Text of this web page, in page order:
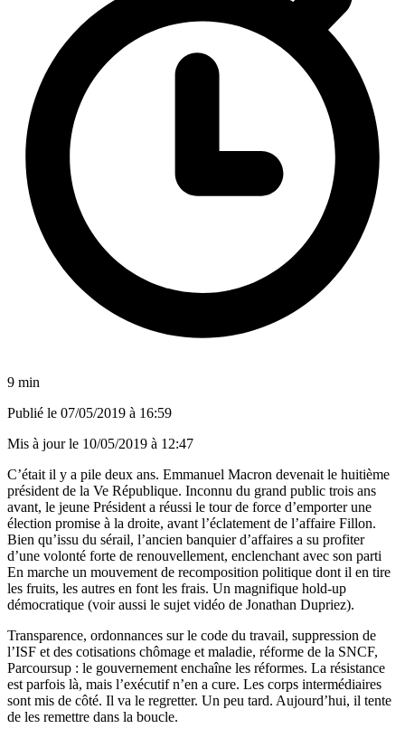
9 min
Publié le 07/05/2019 à 16:59
Mis à jour le 10/05/2019 à 12:47
C’était il y a pile deux ans. Emmanuel Macron devenait le huitième
président de la Ve République. Inconnu du grand public trois ans
avant, le jeune Président a réussi le tour de force d’emporter une
élection promise à la droite, avant l’éclatement de l’affaire Fillon.
Bien qu’issu du sérail, l’ancien banquier d’affaires a su profiter
d’une volonté forte de renouvellement, enclenchant avec son parti
En marche un mouvement de recomposition politique dont il en tire
les fruits, les autres en font les frais. Un magnifique hold-up
démocratique (voir aussi le sujet vidéo de Jonathan Dupriez).
Transparence, ordonnances sur le code du travail, suppression de
l’ISF et des cotisations chômage et maladie, réforme de la SNCF,
Parcoursup : le gouvernement enchaîne les réformes. La résistance
est parfois là, mais l’exécutif n’en a cure. Les corps intermédiaires
sont mis de côté. Il va le regretter. Un peu tard. Aujourd’hui, il tente
de les remettre dans la boucle.